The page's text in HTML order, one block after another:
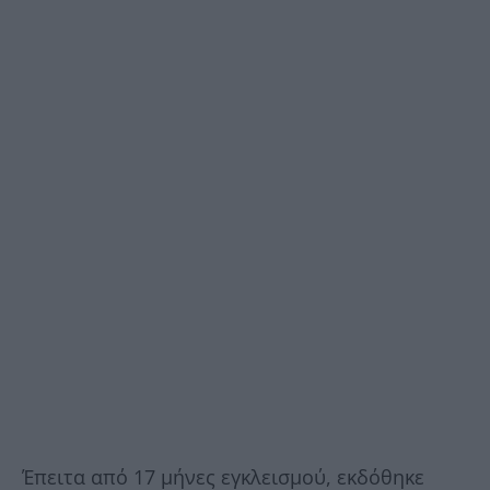
Έπειτα από 17 μήνες εγκλεισμού, εκδόθηκε